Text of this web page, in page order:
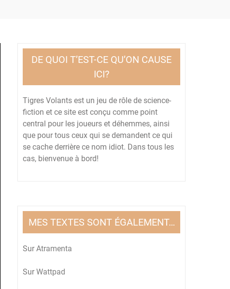
DE QUOI T’EST-CE QU’ON CAUSE
ICI?
Tigres Volants est un jeu de rôle de science-
fiction et ce site est conçu comme point
central pour les joueurs et déhemmes, ainsi
que pour tous ceux qui se demandent ce qui
se cache derrière ce nom idiot. Dans tous les
cas, bienvenue à bord!
MES TEXTES SONT ÉGALEMENT…
Sur Atramenta
Sur Wattpad